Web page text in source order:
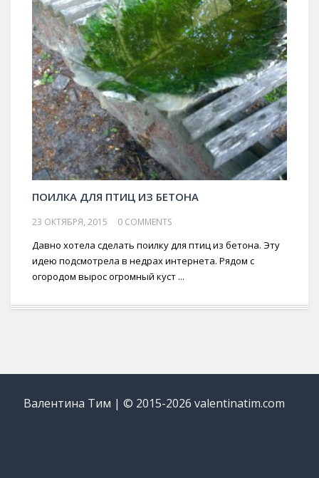
ПОИЛКА ДЛЯ ПТИЦ ИЗ БЕТОНА
23 ОКТЯБРЯ, 2015 0 COMMENTS
Давно хотела сделать поилку для птиц из бетона. Эту
идею подсмотрела в недрах интернета. Рядом с
огородом вырос огромный куст ...
Валентина Тим | © 2015-2026 valentinatim.com